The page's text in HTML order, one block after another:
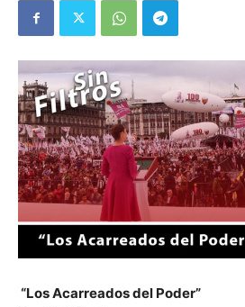
“Los Acarreados del Poder”